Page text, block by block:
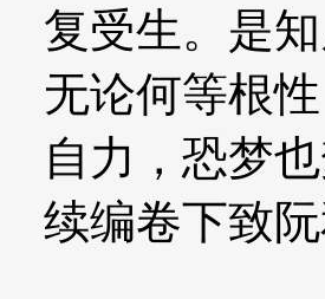
复受生。是
无论何等根
自力，恐梦
续编卷下致